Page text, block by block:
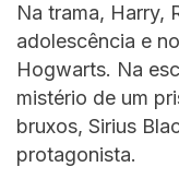
Na trama, Harry,
adolescência e
Hogwarts. Na
mistério de um
bruxos, Sirius
protagonista.